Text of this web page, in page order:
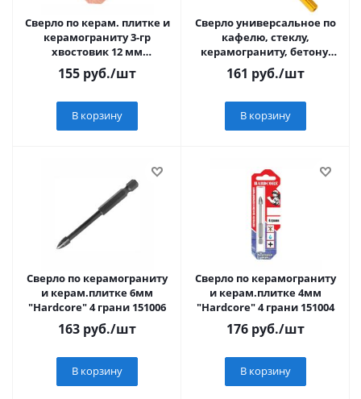
Сверло по керам. плитке и
керамограниту 3-гр
хвостовик 12 мм
"Hardcore" 153012
155 руб./шт
В корзину
Сверло универсальное по
кафелю, стеклу,
керамограниту, бетону,
кирпичу, трехгранный
хвостовик, 10 х
161 руб./шт
В корзину
Сверло по керамограниту
и керам.плитке 6мм
"Hardcore" 4 грани 151006
163 руб./шт
В корзину
Сверло по керамограниту
и керам.плитке 4мм
"Hardcore" 4 грани 151004
176 руб./шт
В корзину